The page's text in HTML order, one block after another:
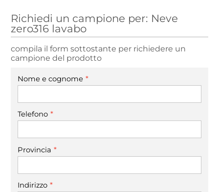
Richiedi un campione per: Neve
zero316 lavabo
compila il form sottostante per richiedere un
campione del prodotto
Nome e cognome *
Telefono *
Provincia *
Indirizzo *